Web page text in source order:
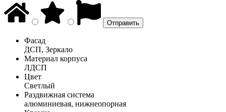
Фасад
ДСП, Зеркало
Материал корпуса
ЛДСП
Цвет
Светлый
Раздвижная система
алюминиевая, нижнеопорная